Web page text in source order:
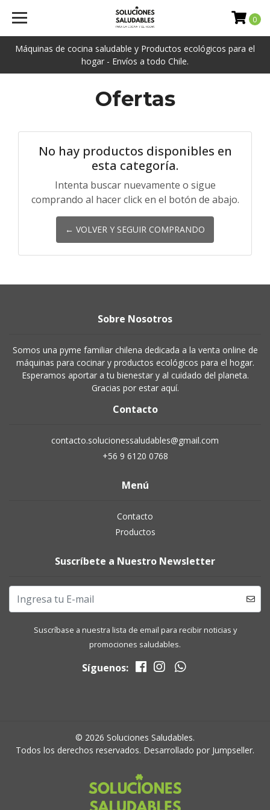
Máquinas de cocina saludable y Productos ecológicos para el
hogar - Envíos a todo Chile.
0
Ofertas
No hay productos disponibles en
esta categoría.
Intenta buscar nuevamente o sigue
comprando al hacer click en el botón de abajo.
← VOLVER Y SEGUIR COMPRANDO
Sobre Nosotros
Somos una pyme familiar chilena dedicada a la venta online de
máquinas para cocinar y productos ecológicos para el hogar.
Esperamos aportar a tu bienestar y al cuidado del planeta.
Gracias por estar aquí.
Contacto
contacto.solucionessaludables@gmail.com
+56 9 6120 0768
Menú
Contacto
Productos
Suscríbete a Nuestro Newsletter
Suscríbase a nuestra lista de email para recibir noticias y
promociones saludables.
Síguenos:
© 2026 Soluciones Saludables.
Todos los derechos reservados. Desarrollado por Jumpseller.